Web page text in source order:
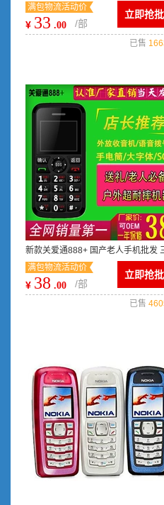
士老人手机一件代发 可改串号
满包物流活动价
¥ 33 .00 /部
立即抢批
已售
新款关爱通888+ 国产老人手机批发
户外耐摔手机 礼品手机
满包物流活动价
¥ 38 .00 /部
立即抢批
已售